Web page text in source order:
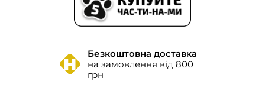
Безкоштовна доставка
на замовлення від 800
грн